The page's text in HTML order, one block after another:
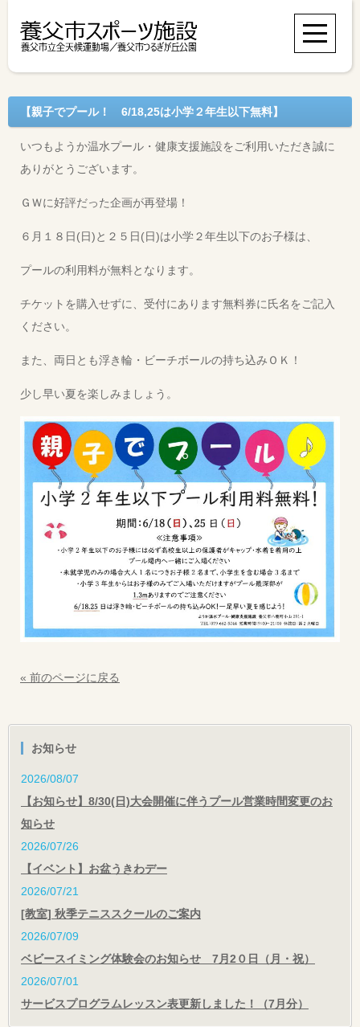
【親子でプール！ 6/18,25は小学２年生以下無料】
いつもようか温水プール・健康支援施設をご利用いただき誠に
ありがとうございます。
ＧＷに好評だった企画が再登場！
６月１８日(日)と２５日(日)は小学２年生以下のお子様は、
プールの利用料が無料となります。
チケットを購入せずに、受付にあります無料券に氏名をご記入
ください。
また、両日とも浮き輪・ビーチボールの持ち込みＯＫ！
少し早い夏を楽しみましょう。
« 前のページに戻る
お知らせ
2026/08/07
【お知らせ】8/30(日)大会開催に伴うプール営業時間変更のお
知らせ
2026/07/26
【イベント】お盆うきわデー
2026/07/21
[教室] 秋季テニススクールのご案内
2026/07/09
ベビースイミング体験会のお知らせ 7月2０日（月・祝）
2026/07/01
サービスプログラムレッスン表更新しました！（7月分）